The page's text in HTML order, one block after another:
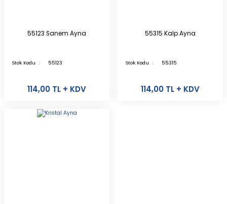
55123 Sanem Ayna
Stok Kodu 55123
114,00 TL + KDV
55315 Kalp Ayna
Stok Kodu 55315
114,00 TL + KDV